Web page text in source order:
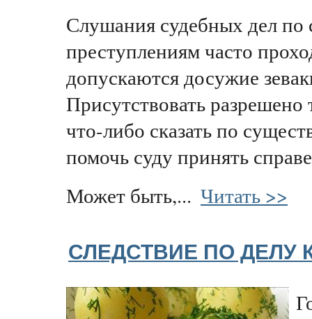
Слушания судебных дел по
преступлениям часто
допускаются досужие
Присутствовать
что-либо сказать по
помочь суду принять
Может быть,... Читать >>
СЛЕДСТВИЕ ПО ДЕЛУ